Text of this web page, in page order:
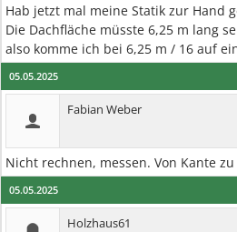
Hab jetzt mal meine Statik zur Hand
Die Dachfläche müsste 6,25 m lang
also komme ich bei 6,25 m / 16 auf
05.05.2025
Fabian Weber
Nicht rechnen, messen. Von Kante zu
05.05.2025
Holzhaus61